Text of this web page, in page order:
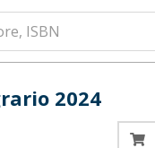
2024